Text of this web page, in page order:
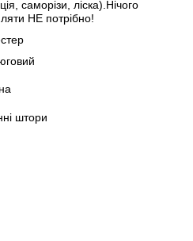
саморізи, ліска).Нічого
НЕ потрібно!
штори